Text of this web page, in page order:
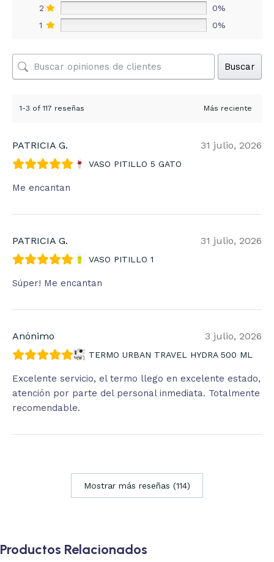
2
0%
1
0%
Buscar
1-3 of 117 reseñas
PATRICIA G. 31 julio, 2026
VASO PITILLO 5 GATO
Me encantan
PATRICIA G. 31 julio, 2026
VASO PITILLO 1
Súper! Me encantan
Anónimo 3 julio, 2026
TERMO URBAN TRAVEL HYDRA 500 ML
Excelente servicio, el termo llego en excelente estado,
atención por parte del personal inmediata. Totalmente
recomendable.
Mostrar más reseñas (114)
Productos Relacionados